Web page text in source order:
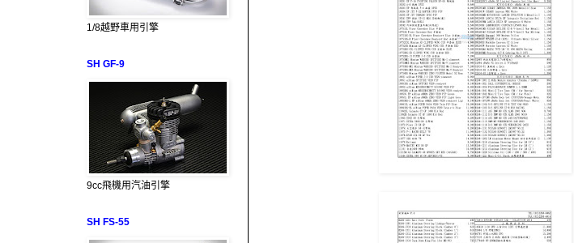
1/8越野車用引擎
SH GF-9
9cc飛機用汽油引擎
SH FS-55